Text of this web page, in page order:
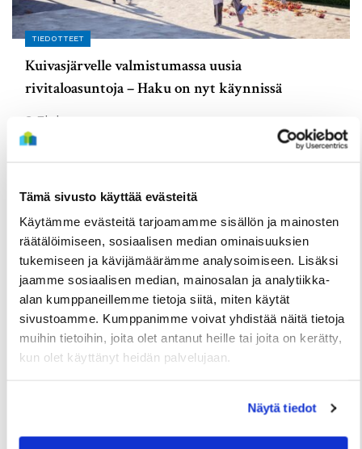
Tämä sivusto käyttää evästeitä
Käytämme evästeitä tarjoamamme sisällön ja mainosten
räätälöimiseen, sosiaalisen median ominaisuuksien
tukemiseen ja kävijämäärämme analysoimiseen. Lisäksi
jaamme sosiaalisen median, mainosalan ja analytiikka-
alan kumppaneillemme tietoja siitä, miten käytät
sivustoamme. Kumppanimme voivat yhdistää näitä tietoja
muihin tietoihin, joita olet antanut heille tai joita on kerätty,
kun olet käyttänyt heidän palvelujaan.
Näytä tiedot
TIEDOTTEET
Kuivasjärvelle valmistumassa uusia
rivitaloasuntoja – Haku on nyt käynnissä
3 Elokuun